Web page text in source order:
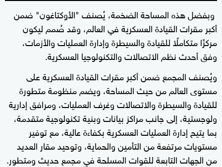
وبفضل هذه المساحة الضخمة، يُصنف "الأوكتاغون" ضمن
أكبر مقرات القيادة العسكرية في العالم، وقد صُمم ليكون
مركزًا متكاملًا للقيادة والسيطرة وإدارة العمليات والأزمات،
وفق أحدث نظم الاتصالات والتكنولوجيا العسكرية.
ويُصنف المجمع ضمن أكبر مقرات القيادة العسكرية على
مستوى العالم من حيث المساحة، ويضم منظومة متطورة
للقيادة والسيطرة والاتصالات وغرف العمليات، ومرافق إدارية
ولوجستية، إلى جانب مراكز بيانات وبنية تكنولوجية متقدمة،
بما يتيح إدارة العمليات العسكرية بكفاءة عالية، مع توفير
مستويات مرتفعة من التأمين والحماية، وتوحيد مقار العديد
من الجهات التابعة للقوات المسلحة في مجمع حديث ومتطور.